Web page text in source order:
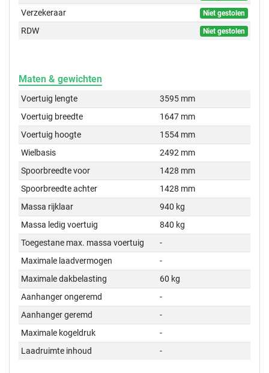
Verzekeraar Niet gestolen
RDW Niet gestolen
Maten & gewichten
Voertuig lengte
3595 mm
Voertuig breedte
1647 mm
Voertuig hoogte
1554 mm
Wielbasis
2492 mm
Spoorbreedte voor
1428 mm
Spoorbreedte achter
1428 mm
Massa rijklaar
940 kg
Massa ledig voertuig
840 kg
Toegestane max. massa voertuig
-
Maximale laadvermogen
-
Maximale dakbelasting
60 kg
Aanhanger ongeremd
-
Aanhanger geremd
-
Maximale kogeldruk
-
Laadruimte inhoud
-